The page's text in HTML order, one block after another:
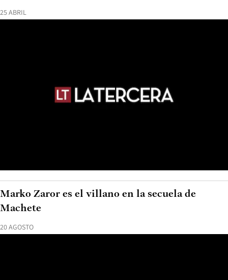
25 ABRIL
20 AGOSTO
Marko Zaror es el villano en la secuela de
Machete